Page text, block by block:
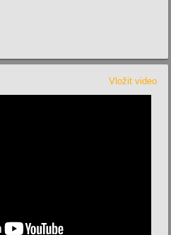
Vložit video